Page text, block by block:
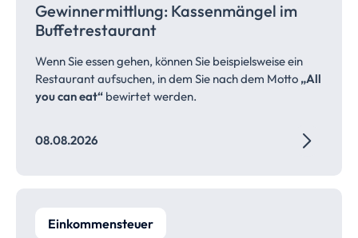
Gewinnermittlung: Kassenmängel im
Buffetrestaurant
Wenn Sie essen gehen, können Sie beispielsweise ein
Restaurant aufsuchen, in dem Sie nach dem Motto „All
you can eat“ bewirtet werden.
08.08.2026
Einkommensteuer